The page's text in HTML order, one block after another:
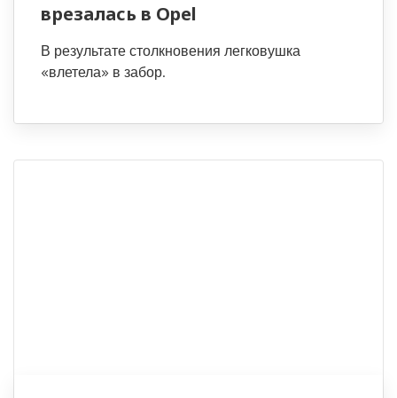
врезалась в Opel
В результате столкновения легковушка
«влетела» в забор.